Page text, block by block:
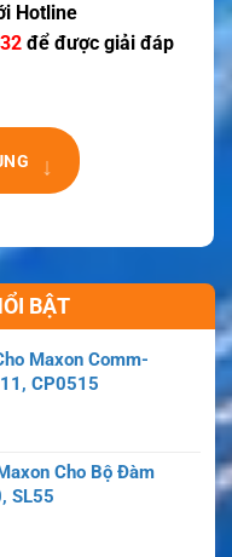
Hotline
để được giải đáp
↓
BẬT
Maxon Comm-
CP0515
Cho Bộ Đàm
SL55